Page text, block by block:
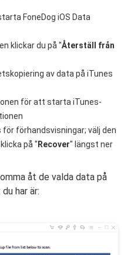
FoneDog iOS Data
klickar du på "Återställ från
av data på iTunes
för att starta iTunes-
förhandsvisningar; välj den
på " Recover" längst ner
åt de valda data på
har är: